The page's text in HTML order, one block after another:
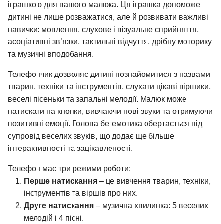
іграшкою для вашого малюка. Ця іграшка допоможе
дитині не лише розважатися, але й розвивати важливі
навички: мовлення, слухове і візуальне сприйняття,
асоціативні зв’язки, тактильні відчуття, дрібну моторику
та музичні вподобання.
Телефончик дозволяє дитині познайомитися з назвами
тварин, техніки та інструментів, слухати цікаві віршики,
веселі пісеньки та запальні мелодії. Малюк може
натискати на кнопки, вивчаючи нові звуки та отримуючи
позитивні емоції. Голова бегемотика обертається під
супровід веселих звуків, що додає ще більше
інтерактивності та зацікавленості.
Телефон має три режими роботи:
Перше натискання – це вивчення тварин, техніки,
інструментів та віршів про них.
Друге натискання – музична хвилинка: 5 веселих
мелодій і 4 пісні.